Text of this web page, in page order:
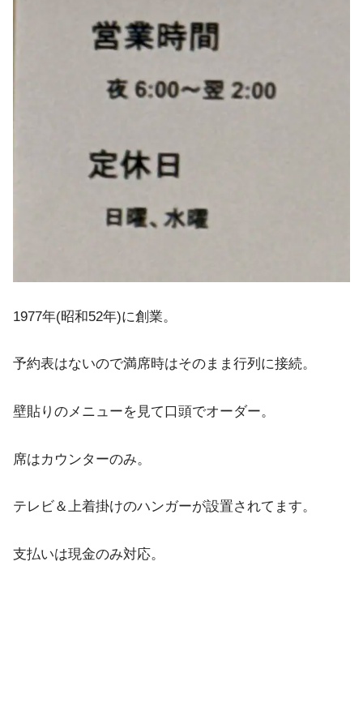
1977年(昭和52年)に創業。
予約表はないので満席時はそのまま行列に接続。
壁貼りのメニューを見て口頭でオーダー。
席はカウンターのみ。
テレビ＆上着掛けのハンガーが設置されてます。
支払いは現金のみ対応。